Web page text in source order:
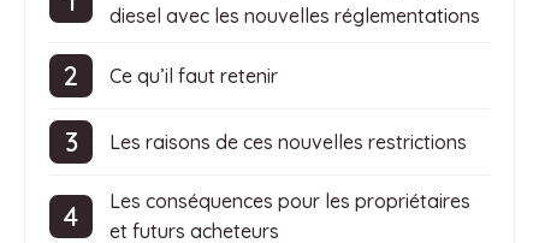
diesel avec les nouvelles réglementations
Ce qu’il faut retenir
Les raisons de ces nouvelles restrictions
Les conséquences pour les propriétaires
et futurs acheteurs